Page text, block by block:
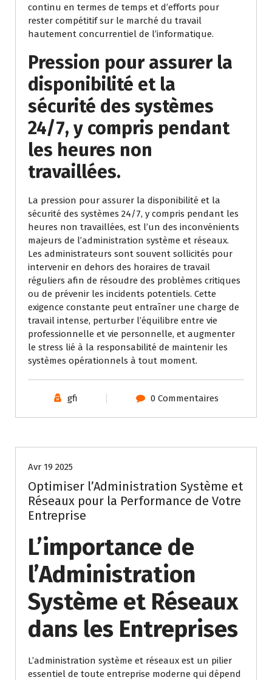
continu en termes de temps et d’efforts pour
rester compétitif sur le marché du travail
hautement concurrentiel de l’informatique.
Pression pour assurer la
disponibilité et la
sécurité des systèmes
24/7, y compris pendant
les heures non
travaillées.
La pression pour assurer la disponibilité et la
sécurité des systèmes 24/7, y compris pendant les
heures non travaillées, est l’un des inconvénients
majeurs de l’administration système et réseaux.
Les administrateurs sont souvent sollicités pour
intervenir en dehors des horaires de travail
réguliers afin de résoudre des problèmes critiques
ou de prévenir les incidents potentiels. Cette
exigence constante peut entraîner une charge de
travail intense, perturber l’équilibre entre vie
professionnelle et vie personnelle, et augmenter
le stress lié à la responsabilité de maintenir les
systèmes opérationnels à tout moment.
gfi 0 Commentaires
Avr 19 2025
Optimiser l’Administration Système et
Réseaux pour la Performance de Votre
Entreprise
L’importance de
l’Administration
Système et Réseaux
dans les Entreprises
L’administration système et réseaux est un pilier
essentiel de toute entreprise moderne qui dépend